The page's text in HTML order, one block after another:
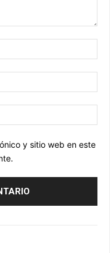
y sitio web en este